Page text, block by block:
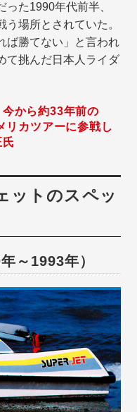
った1990年代前半、
場所とされていた。
ば勝てない」と言われ
て挑んだ日本人ライダ
から約33年前の
リカツアーに参戦し
ットのスペッ
～1993年）